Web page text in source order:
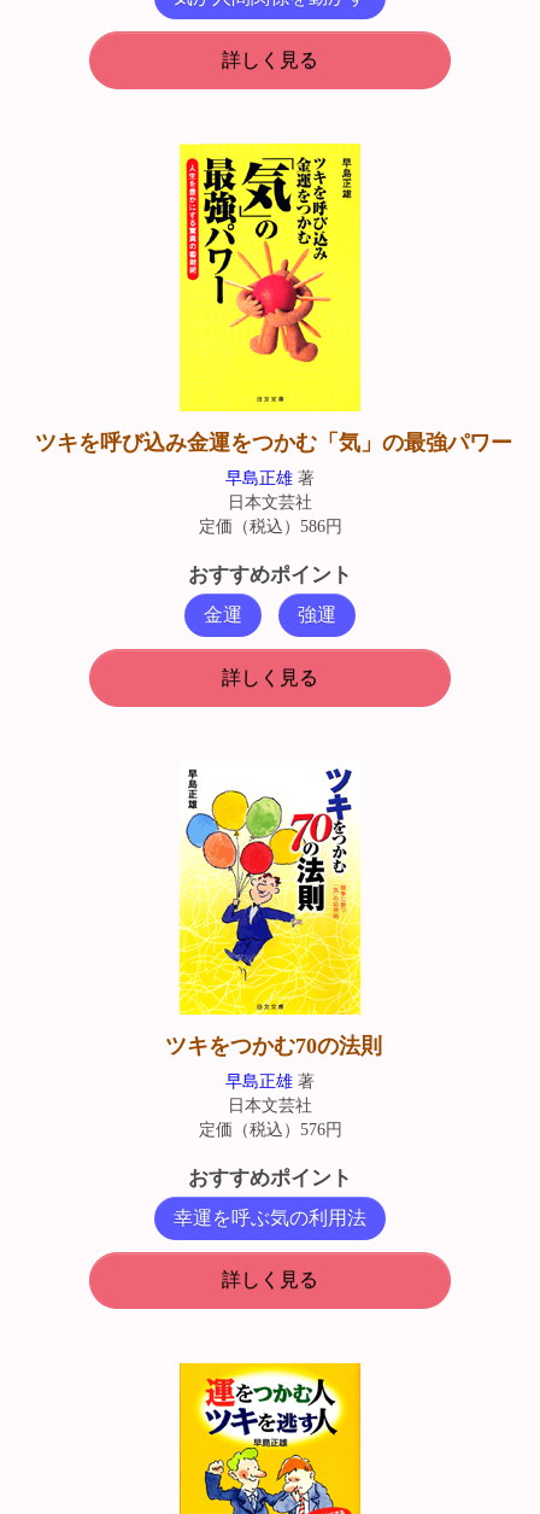
詳しく見る
ツキを呼び込み金運をつかむ「気」の最強パワー
早島正雄 著
日本文芸社
定価（税込）586円
おすすめポイント
金運 強運
詳しく見る
ツキをつかむ70の法則
早島正雄 著
日本文芸社
定価（税込）576円
おすすめポイント
幸運を呼ぶ気の利用法
詳しく見る